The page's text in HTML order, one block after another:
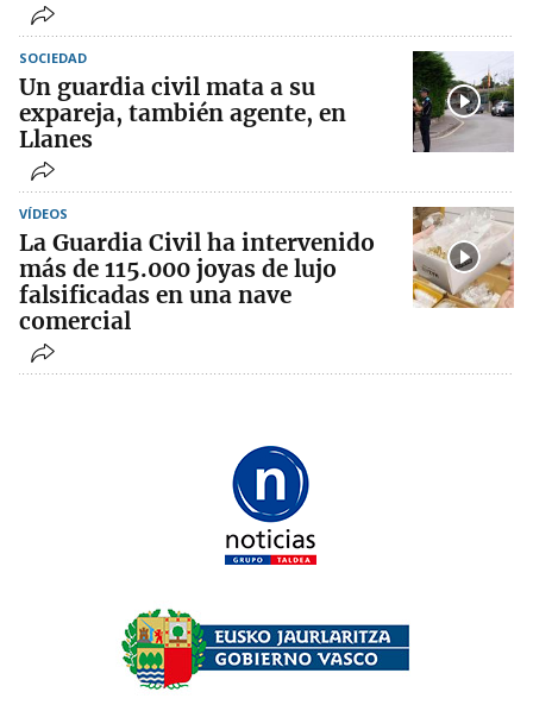
SOCIEDAD
Un guardia civil mata a su
expareja, también agente, en
Llanes
VÍDEOS
La Guardia Civil ha intervenido
más de 115.000 joyas de lujo
falsificadas en una nave
comercial